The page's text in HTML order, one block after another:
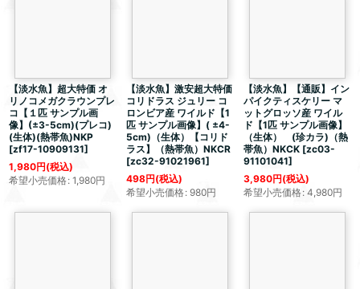
【淡水魚】 超大特価 オ
リノコメガクラウンプレ
コ【１匹 サンプル画
像】(±3-5cm)(プレコ)
(生体)(熱帯魚)NKP
[zf17-10909131]
1,980円(税込)
希望小売価格: 1,980円
【淡水魚】激安超大特価
コリドラス ジュリー コ
ロンビア産 ワイルド【1
匹 サンプル画像】( ±4-
5cm)（生体）【コリド
ラス】（熱帯魚）NKCR
[zc32-91021961]
498円(税込)
希望小売価格: 980円
【淡水魚】【通販】イン
パイクティスケリー マ
ットグロッソ産 ワイル
ド【1匹 サンプル画像】
（生体） (珍カラ)（熱
帯魚）NKCK [zc03-
91101041]
3,980円(税込)
希望小売価格: 4,980円